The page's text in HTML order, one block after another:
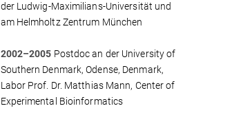
der Ludwig-Maximilians-Universität und
am Helmholtz Zentrum München
2002–2005 Postdoc an der University of
Southern Denmark, Odense, Denmark,
Labor Prof. Dr. Matthias Mann, Center of
Experimental Bioinformatics